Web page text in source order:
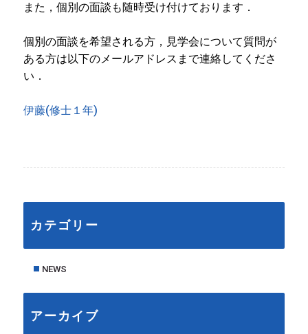
また，個別の面談も随時受け付けております．
個別の面談を希望される方，見学会について質問が
ある方は以下のメールアドレスまで連絡してくださ
い．
伊藤(修士１年)
カテゴリー
NEWS
アーカイブ